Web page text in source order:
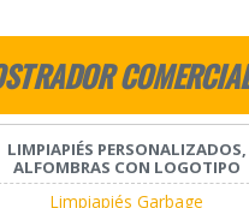
LIMPIAPIÉS PERSONALIZADOS,
ALFOMBRAS CON LOGOTIPO
Limpiapiés Garbage